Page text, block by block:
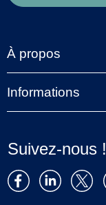
À propos
Informations
Suivez-nous !